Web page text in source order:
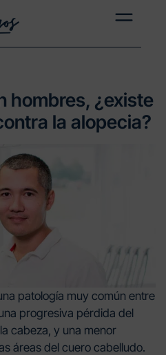
hombres, ¿existe
la alopecia?
patología muy común entre
progresiva pérdida del
cabeza, y una menor
áreas del cuero cabelludo.